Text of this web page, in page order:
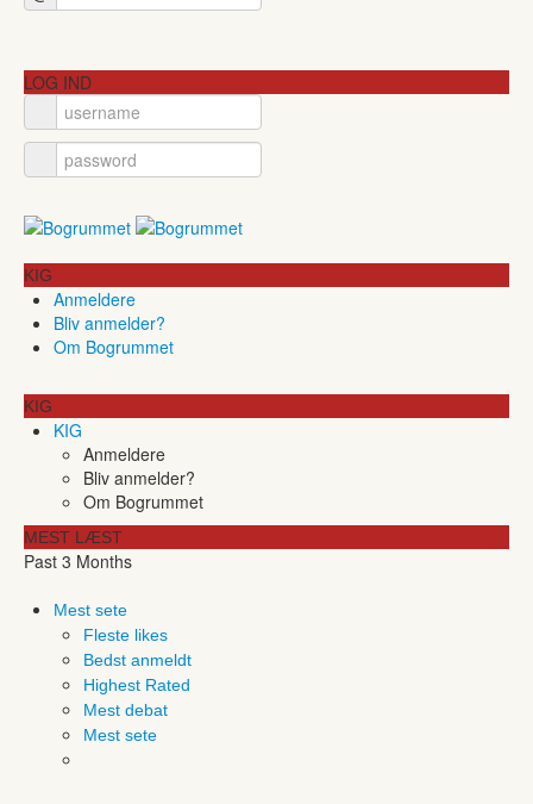
LOG IND
KIG
Anmeldere
Bliv anmelder?
Om Bogrummet
KIG
KIG
Anmeldere
Bliv anmelder?
Om Bogrummet
MEST LÆST
Past 3 Months
Mest sete
Fleste likes
Bedst anmeldt
Highest Rated
Mest debat
Mest sete